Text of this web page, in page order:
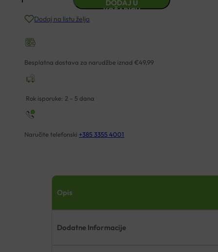
COLLAGEN
100G
količina
DODAJ U
KOŠARICU
Dodaj na listu želja
Besplatna dostava za narudžbe iznad €49,99
Rok isporuke: 2 – 5 dana
Naručite telefonski +385 3355 4001
Opis
Dodatne Informacije